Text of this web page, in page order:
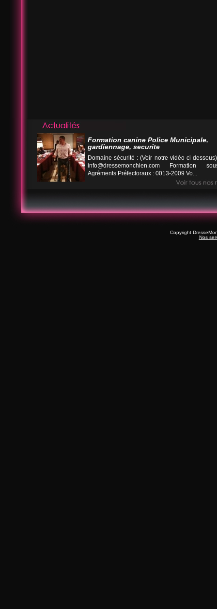
Formation canine Police Municipale,
gardiennage, securite
Domaine sécurité : (Voir notre vidéo ci
info@dressemonchien.com Formation
Agréments Préfectoraux : 0013-2009 Vo...
Copyright
Nos